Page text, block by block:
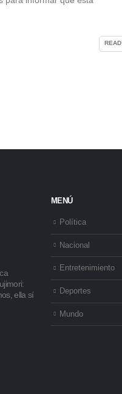
ella sí
MENÚ
Política
Nacional
Entretenimiento
Deportes
Mundo